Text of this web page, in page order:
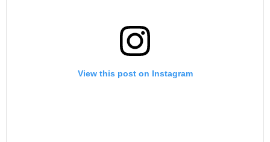
View this post on Instagram